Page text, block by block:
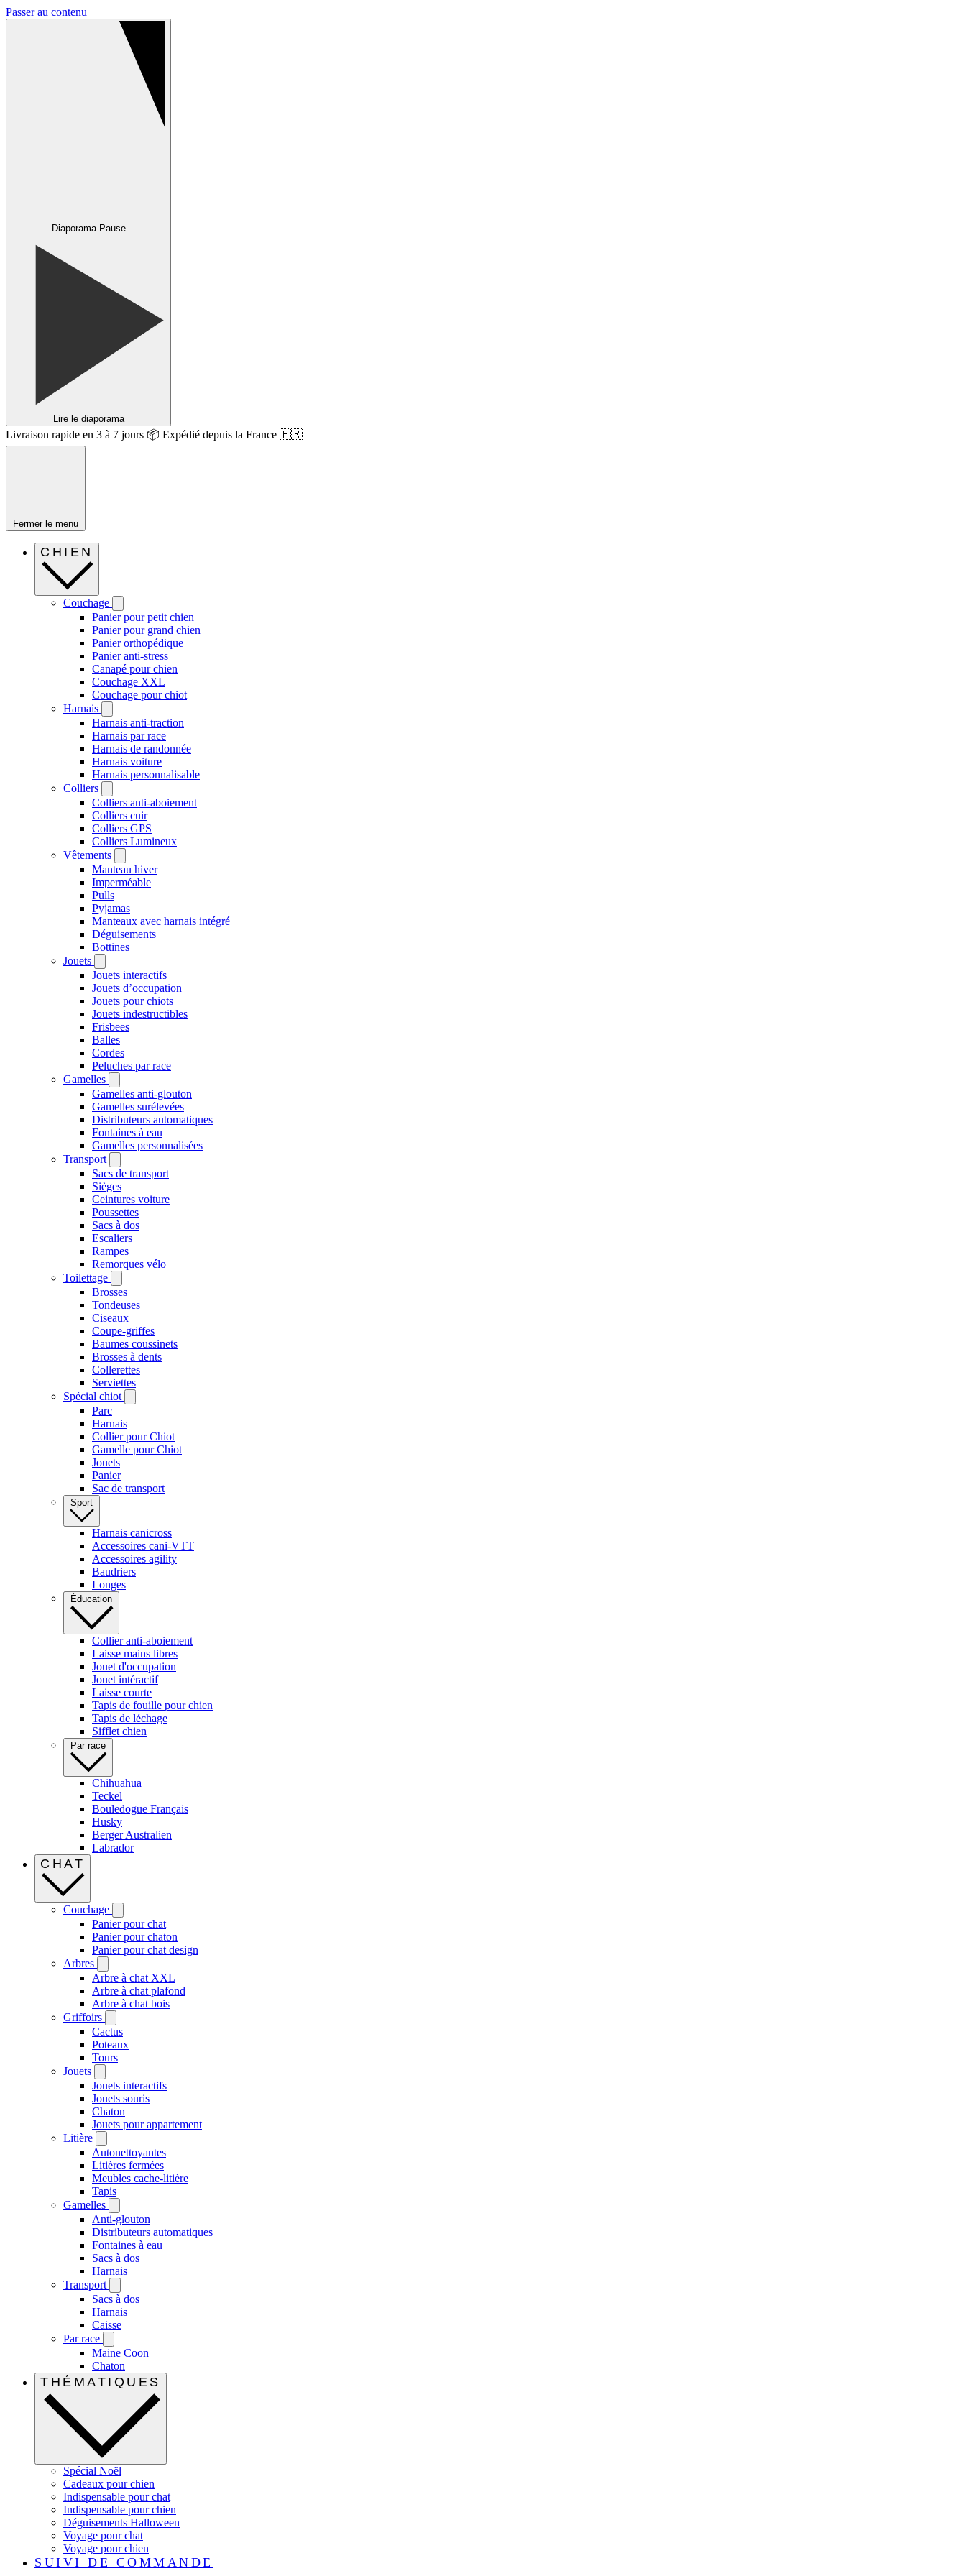
Passer au contenu
Diaporama Pause
Lire le diaporama
Livraison rapide en 3 à 7 jours 📦 Expédié depuis la France 🇫🇷
Fermer le menu
CHIEN
Couchage
Panier pour petit chien
Panier pour grand chien
Panier orthopédique
Panier anti-stress
Canapé pour chien
Couchage XXL
Couchage pour chiot
Harnais
Harnais anti-traction
Harnais par race
Harnais de randonnée
Harnais voiture
Harnais personnalisable
Colliers
Colliers anti-aboiement
Colliers cuir
Colliers GPS
Colliers Lumineux
Vêtements
Manteau hiver
Imperméable
Pulls
Pyjamas
Manteaux avec harnais intégré
Déguisements
Bottines
Jouets
Jouets interactifs
Jouets d’occupation
Jouets pour chiots
Jouets indestructibles
Frisbees
Balles
Cordes
Peluches par race
Gamelles
Gamelles anti-glouton
Gamelles surélevées
Distributeurs automatiques
Fontaines à eau
Gamelles personnalisées
Transport
Sacs de transport
Sièges
Ceintures voiture
Poussettes
Sacs à dos
Escaliers
Rampes
Remorques vélo
Toilettage
Brosses
Tondeuses
Ciseaux
Coupe-griffes
Baumes coussinets
Brosses à dents
Collerettes
Serviettes
Spécial chiot
Parc
Harnais
Collier pour Chiot
Gamelle pour Chiot
Jouets
Panier
Sac de transport
Sport
Harnais canicross
Accessoires cani-VTT
Accessoires agility
Baudriers
Longes
Éducation
Collier anti-aboiement
Laisse mains libres
Jouet d'occupation
Jouet intéractif
Laisse courte
Tapis de fouille pour chien
Tapis de léchage
Sifflet chien
Par race
Chihuahua
Teckel
Bouledogue Français
Husky
Berger Australien
Labrador
CHAT
Couchage
Panier pour chat
Panier pour chaton
Panier pour chat design
Arbres
Arbre à chat XXL
Arbre à chat plafond
Arbre à chat bois
Griffoirs
Cactus
Poteaux
Tours
Jouets
Jouets interactifs
Jouets souris
Chaton
Jouets pour appartement
Litière
Autonettoyantes
Litières fermées
Meubles cache-litière
Tapis
Gamelles
Anti-glouton
Distributeurs automatiques
Fontaines à eau
Sacs à dos
Harnais
Transport
Sacs à dos
Harnais
Caisse
Par race
Maine Coon
Chaton
THÉMATIQUES
Spécial Noël
Cadeaux pour chien
Indispensable pour chat
Indispensable pour chien
Déguisements Halloween
Voyage pour chat
Voyage pour chien
SUIVI DE COMMANDE